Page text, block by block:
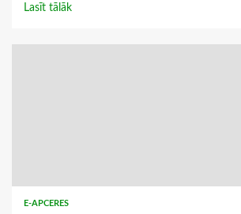
Lasīt tālāk
E-APCERES